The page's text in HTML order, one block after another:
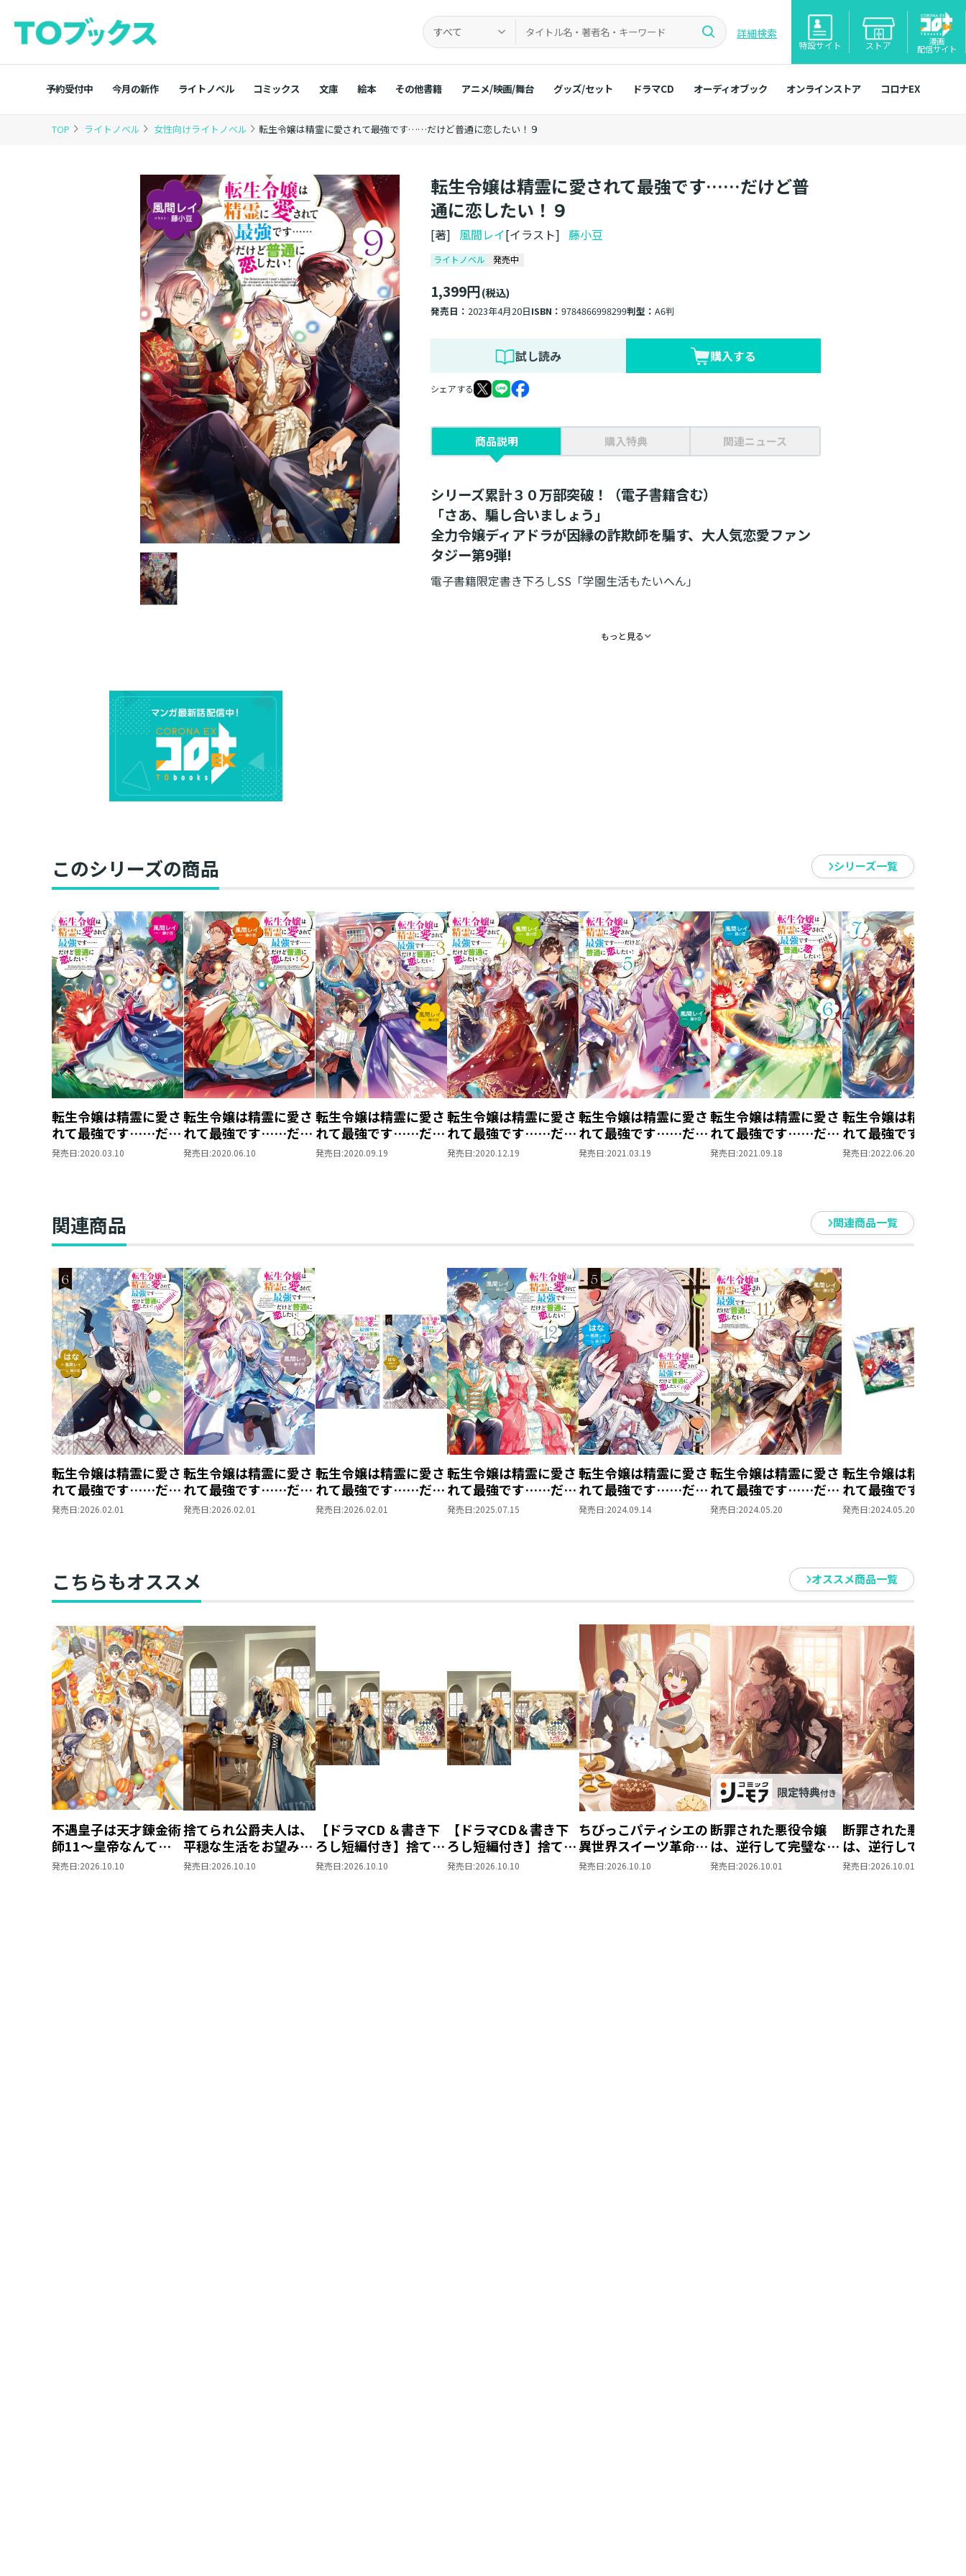
すべて 詳細検索
特設サイト ストア 漫画
配信サイト
予約受付中 今月の新作 ライトノベル コミックス 文庫 絵本 その他書籍 アニメ/映画/舞台 グッズ/セット ドラマCD オーディオブック オンラインストア コロナEX
TOP ライトノベル 女性向けライトノベル 転生令嬢は精霊に愛されて最強です……だけど普通に恋したい！９
転生令嬢は精霊に愛されて最強です……だけど普
通に恋したい！９
[著] 風間レイ[イラスト]藤小豆
ライトノベル 発売中
1,399円(税込)
発売日：2023年4月20日ISBN：9784866998299判型：A6判
試し読み 購入する
シェアする
商品説明 購入特典 関連ニュース
シリーズ累計３０万部突破！（電子書籍含む）
「さあ、騙し合いましょう」
全力令嬢ディアドラが因縁の詐欺師を騙す、大人気恋愛ファン
タジー第9弾!
電子書籍限定書き下ろしSS「学園生活もたいへん」
もっと見る
このシリーズの商品 シリーズ一覧
転生令嬢は精霊に愛さ
れて最強です……だけ
ど普通に恋したい！
発売日:2020.03.10
転生令嬢は精霊に愛さ
れて最強です……だけ
ど普通に恋したい！2
発売日:2020.06.10
転生令嬢は精霊に愛さ
れて最強です……だけ
ど普通に恋したい！３
発売日:2020.09.19
転生令嬢は精霊に愛さ
れて最強です……だけ
ど普通に恋したい！４
発売日:2020.12.19
転生令嬢は精霊に愛さ
れて最強です……だけ
ど普通に恋したい！５
発売日:2021.03.19
転生令嬢は精霊に愛さ
れて最強です……だけ
ど普通に恋したい！６
発売日:2021.09.18
転生令嬢は精霊に愛
れて最強です……だ
ど普通に恋したい！
発売日:2022.06.20
関連商品 関連商品一覧
転生令嬢は精霊に愛さ
れて最強です……だけ
ど普通に恋したい！＠
発売日:2026.02.01
転生令嬢は精霊に愛さ
れて最強です……だけ
ど普通に恋したい！
発売日:2026.02.01
転生令嬢は精霊に愛さ
れて最強です……だけ
ど普通に恋したい！
発売日:2026.02.01
転生令嬢は精霊に愛さ
れて最強です……だけ
ど普通に恋したい！
発売日:2025.07.15
転生令嬢は精霊に愛さ
れて最強です……だけ
ど普通に恋したい！＠
発売日:2024.09.14
転生令嬢は精霊に愛さ
れて最強です……だけ
ど普通に恋したい！
発売日:2024.05.20
転生令嬢は精霊に愛
れて最強です……だ
ど普通に恋したい
発売日:2024.05.20
こちらもオススメ オススメ商品一覧
不遇皇子は天才錬金術
師11～皇帝なんて柄
じゃないので弟妹を可
発売日:2026.10.10
捨てられ公爵夫人は、
平穏な生活をお望みの
ようです5
発売日:2026.10.10
【ドラマCD ＆書き下
ろし短編付き】捨てら
れ公爵夫人は、平穏な
発売日:2026.10.10
【ドラマCD＆書き下
ろし短編付き】捨てら
れ公爵夫人は、平穏な
発売日:2026.10.10
ちびっこパティシエの
異世界スイーツ革命～
パパともふもふと愉快
発売日:2026.10.10
断罪された悪役令嬢
は、逆行して完璧な悪
女を目指す11【シー
発売日:2026.10.01
断罪された悪役令嬢
は、逆行して完璧な
女を目指す11
発売日:2026.10.01